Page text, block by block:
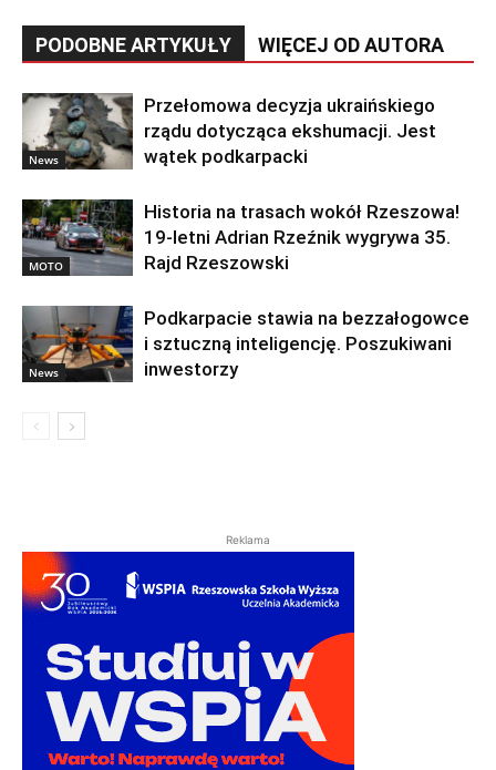
PODOBNE ARTYKUŁY WIĘCEJ OD AUTORA
News
Przełomowa decyzja ukraińskiego
rządu dotycząca ekshumacji. Jest
wątek podkarpacki
MOTO
Historia na trasach wokół Rzeszowa!
19-letni Adrian Rzeźnik wygrywa 35.
Rajd Rzeszowski
News
Podkarpacie stawia na bezzałogowce
i sztuczną inteligencję. Poszukiwani
inwestorzy
Reklama